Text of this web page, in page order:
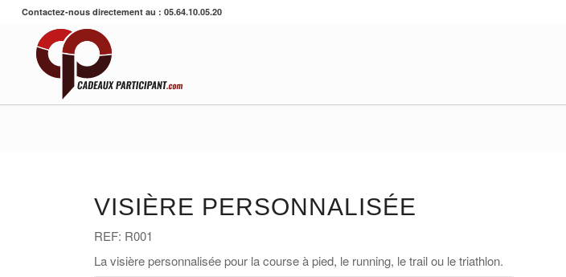
Contactez-nous directement au : 05.64.10.05.20
VISIÈRE PERSONNALISÉE
REF: R001
La visière personnalisée pour la course à pied, le running, le trail ou le triathlon.